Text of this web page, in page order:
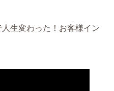
生変わった！お客様イン